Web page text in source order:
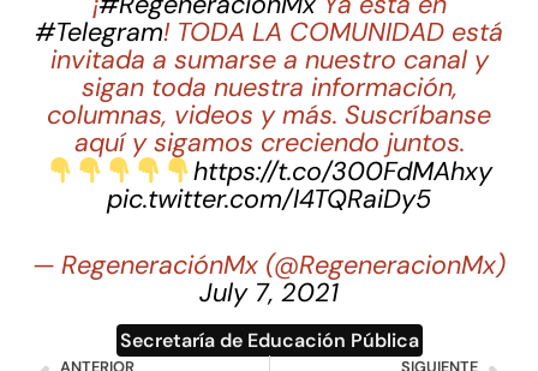
#Telegram! TODA LA COMUNIDAD está
invitada a sumarse a nuestro canal y
sigan toda nuestra información,
columnas, videos y más. Suscríbanse
aquí y sigamos creciendo juntos.
https://t.co/300FdMAhxy
pic.twitter.com/I4TQRaiDy5
— RegeneraciónMx (@RegeneracionMx)
July 7, 2021
Secretaría de Educación Pública